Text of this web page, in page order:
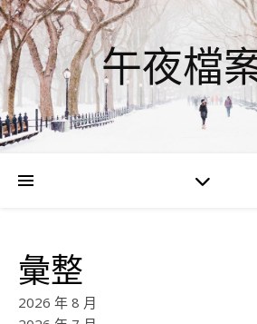
午夜檔
彙整
2026 年 8 月